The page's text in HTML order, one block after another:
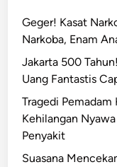
Geger! Kasat
Narkoba, Enam
Jakarta 500
Uang Fantastis
Tragedi Pemadam
Kehilangan
Penyakit
Suasana